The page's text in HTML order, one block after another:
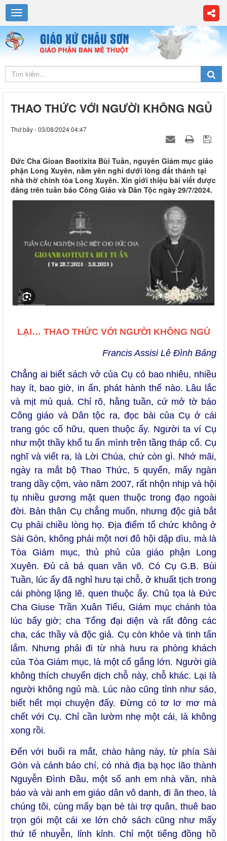
THAO THỨC VỚI NGƯỜI KHÔNG NGỦ
Thứ bảy - 03/08/2024 04:47
Đức Cha Gioan Baotixita Bùi Tuần, nguyên Giám mục giáo
phận Long Xuyên, nằm yên nghỉ dưới lòng đất thánh tại
nhà thờ chính tòa Long Xuyên. Xin giới thiệu bài viết được
đăng trên tuần báo Công Giáo và Dân Tộc ngày 29/7/2024.
LẠI… THAO THỨC VỚI NGƯỜI KHÔNG NGỦ
Francis Assisi Lê Đình Bảng
Chẳng ai biết sách vở của Cụ có bao nhiêu, nhiều
hay ít, bao giờ, in ấn, phát hành thế nào. Lâu lắc
và mịt mù quá. Chỉ rõ, hằng tuần, cứ mở tờ báo
Công giáo và Dân tộc ra, đọc bài của Cụ ở cái
trang góc cố hữu, quen thuộc ấy. Người ta ví Cụ
như một thầy khổ tu ẩn mình trên tầng tháp cổ. Cụ
nghĩ và viết ra, là Lời Chúa, chứ còn gì. Nhớ mãi,
ngày ra mắt bộ Thao Thức, 5 quyển, mấy ngàn
trang dầy cộm, vào năm 2007, rất nhộn nhịp và hội
tụ nhiều gương mặt quen thuộc trong đạo ngoài
đời. Bản thân Cụ chẳng muốn, nhưng độc giả bắt
Cụ phải chiều lòng họ. Địa điểm tổ chức không ở
Sài Gòn, không phải một nơi đô hội dập dìu, mà là
Tòa Giám mục, thủ phủ của giáo phận Long
Xuyên. Đủ cả bá quan văn võ. Có Cụ G.B. Bùi
Tuần, lúc ấy đã nghỉ hưu tại chỗ, ở khuất tịch trong
cái phòng lặng lẽ, quen thuộc ấy. Chủ tọa là Đức
Cha Giuse Trần Xuân Tiếu, Giám mục chánh tòa
lúc bấy giờ; cha Tổng đại diện và rất đông các
cha, các thầy và độc giả. Cụ còn khỏe và tinh tấn
lắm. Nhưng phải đi từ nhà hưu ra phòng khách
của Tòa Giám mục, là một cố gắng lớn. Người già
không thích chuyển dịch chỗ này, chỗ khác. Lại là
người không ngủ mà. Lúc nào cũng tỉnh như sáo,
biết hết mọi chuyện đấy. Đừng có tơ lơ mơ mà
chết với Cụ. Chỉ cần lườm nhẹ một cái, là không
xong rồi.
Đến với buổi ra mắt, chào hàng này, từ phía Sài
Gòn và cánh báo chí, có nhà địa bạ học lão thành
Nguyễn Đình Đầu, một số anh em nhà văn, nhà
báo và vài anh em giáo dân vô danh, đi ăn theo, là
chúng tôi, cùng mấy bạn bè tài trợ quân, thuê bao
trọn gói một cái xe lớn chở sách cũng như mấy
thứ tế nhuyễn, lỉnh kỉnh. Chỉ một tiếng đồng hồ